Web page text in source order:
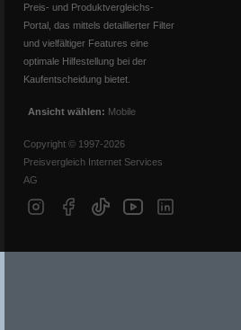
Preis- und Produktvergleichs-
Portal, das mittels detaillierter Filter
und vielfältiger Features eine
optimale Hilfestellung bei der
Kaufentscheidung bietet.
Ansicht wählen: Mobile
Copyright © 1997-2026
Preisvergleich Internet Services
AG